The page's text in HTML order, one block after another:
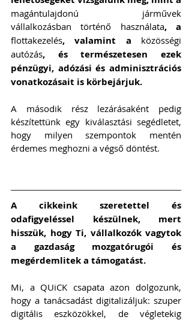
magántulajdonú járművek
vállalkozásban történő használata
flottakezelés, valamint a közösségi
autózás, és természetesen ezek
pénzügyi, adózási és adminisztrációs
vonatkozásait is körbejárjuk.
A második rész lezárásaként pedig
készítettünk egy kiválasztási segédletet,
hogy milyen szempontok mentén
érdemes meghozni a végső döntést.
A cikkeink szeretettel és
odafigyeléssel készülnek, mert
hisszük, hogy Ti, vállalkozók vagytok
a gazdaság mozgatórugói és
megérdemlitek a támogatást.
Mi, a QUiCK csapata azon dolgozunk,
hogy a tanácsadást digitalizáljuk: szuper
digitális eszközökkel, de végletekig